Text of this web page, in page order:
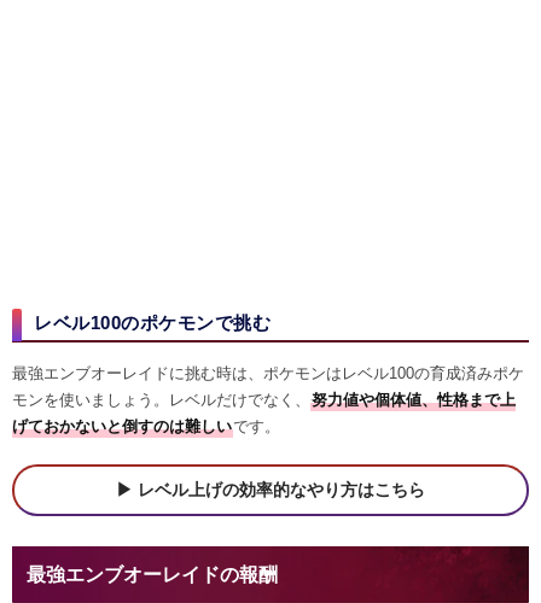
レベル100のポケモンで挑む
最強エンブオーレイドに挑む時は、ポケモンはレベル100の育成済みポケ
モンを使いましょう。レベルだけでなく、 努力値や個体値、性格まで上
げておかないと倒すのは難しいです。
レベル上げの効率的なやり方はこちら
最強エンブオーレイドの報酬